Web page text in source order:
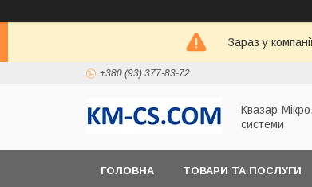
Зараз у
+380 (93) 377-83-72
Квазар-
системи
ГОЛОВНА ТОВАРИ ТА ПОСЛУГИ